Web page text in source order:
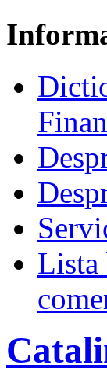
Lista